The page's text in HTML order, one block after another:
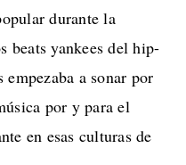
durante la
beats yankees del hip-
a sonar por
por y para el
en esas culturas de